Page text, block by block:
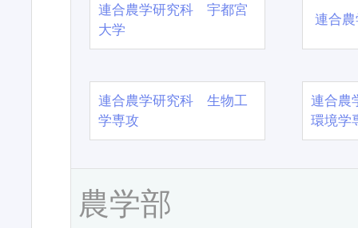
連合農学研究科 宇都宮
大学
連合
連合農学研究科 生物工
学専攻
連合農
環境学
農学部